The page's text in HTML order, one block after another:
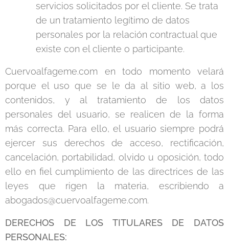
servicios solicitados por el cliente. Se trata
de un tratamiento legítimo de datos
personales por la relación contractual que
existe con el cliente o participante.
Cuervoalfageme.com en todo momento velará
porque el uso que se le da al sitio web, a los
contenidos, y al tratamiento de los datos
personales del usuario, se realicen de la forma
más correcta. Para ello, el usuario siempre podrá
ejercer sus derechos de acceso, rectificación,
cancelación, portabilidad, olvido u oposición, todo
ello en fiel cumplimiento de las directrices de las
leyes que rigen la materia, escribiendo a
abogados@cuervoalfageme.com.
DERECHOS DE LOS TITULARES DE DATOS
PERSONALES: